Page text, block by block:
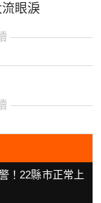
眼淚
！22縣市正常上